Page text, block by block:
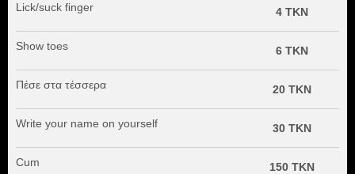
Lick/suck finger 4 TKN
Show toes 6 TKN
Πέσε στα τέσσερα 20 TKN
Write your name on yourself 30 TKN
Cum 150 TKN